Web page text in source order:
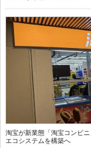
淘宝が新業態「淘宝コンビ
エコシステムを構築へ